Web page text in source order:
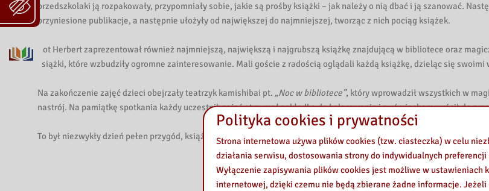
przedszkolaki ją rozpakowały, przypomniały sobie, jakie są prośby książki – jak należy o nią dbać i ją szanować.
przyniesione publikacje, a następnie ułożyły od największej do najmniejszej, tworząc z nich pociąg książek.
Kot Herbert zaprezentował również najmniejszą, największą i najgrubszą książkę znajdującą w bibliotece oraz
książki, które wzbudziły ogromne zainteresowanie. Mali goście z radością oglądali każdą książkę, dzieląc się swoimi
Na zakończenie zajęć dzieci obejrzały teatrzyk kamishibai pt. „Noc w bibliotece”, który wprowadził wszystkich w
nastrój. Na pamiątkę spotkania każdy uczestnik zajęć otrzymał zakładkę do kolorowania i z uśmiechem wrócił do
To był niezwykły dzień pełen przygód, książek i dobrej zabawy!
Polityka cookies i prywatności
Strona internetowa używa plików cookies (tzw. ciasteczka) w celu
działania serwisu, dostosowania strony do indywidualnych
Wyłączenie zapisywania plików cookies jest możliwe w ustawieniach
internetowej, dzięki czemu nie będą zbierane żadne informacje. Jeżeli